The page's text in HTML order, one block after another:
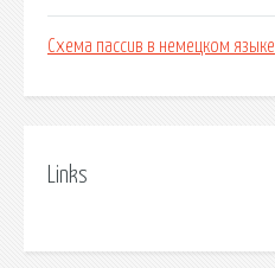
Схема пассив в немецком языке
Links